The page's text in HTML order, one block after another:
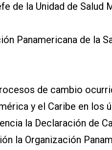
de la Unidad de Salud
Panamericana de la
de cambio
y el Caribe en los
la Declaración de
la Organización